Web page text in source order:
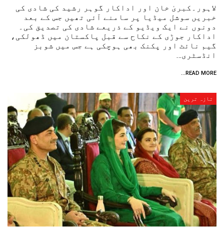
لاہور۔کبریٰ خان اور اداکار گوہر رشید کی شادی کی
خبریں سوشل میڈیا پر سامنے آئی تھیں جس کے بعد
دونوں نے ایک ویڈیو کے ذریعے شادی کی تصدیق کی۔
اداکار جوڑی کے نکاح سے قبل پاکستان میں ڈھولکی،
گیم نائٹ اور پکنک بھی ہوچکی ہے جس میں شوبز
انڈسٹری…
READ MORE...
تازہ ترین